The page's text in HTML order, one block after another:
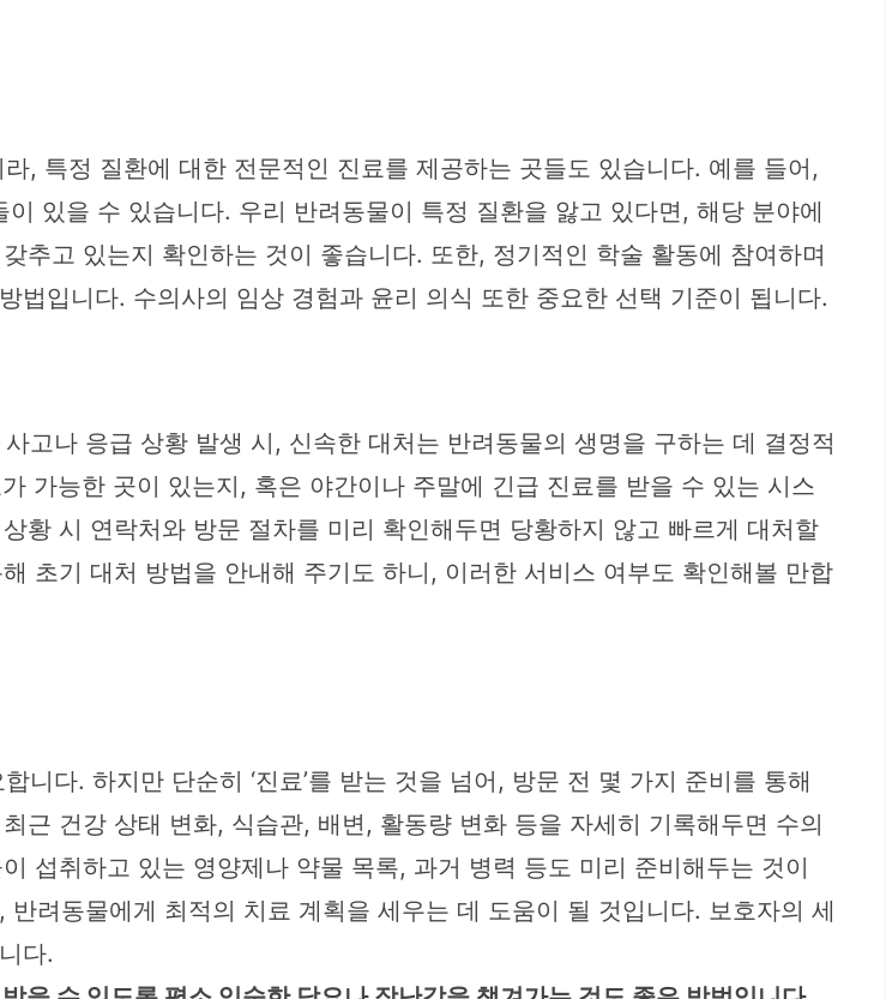
, 특정 질환에 대한 전문적인 진료를 제공하는 곳들도 있습니다. 예를 들어,
있을 수 있습니다. 우리 반려동물이 특정 질환을 앓고 있다면, 해당 분야에
추고 있는지 확인하는 것이 좋습니다. 또한, 정기적인 학술 활동에 참여하며
법입니다. 수의사의 임상 경험과 윤리 의식 또한 중요한 선택 기준이 됩니다.
고나 응급 상황 발생 시, 신속한 대처는 반려동물의 생명을 구하는 데 결정적
가능한 곳이 있는지, 혹은 야간이나 주말에 긴급 진료를 받을 수 있는 시스
황 시 연락처와 방문 절차를 미리 확인해두면 당황하지 않고 빠르게 대처할
초기 대처 방법을 안내해 주기도 하니, 이러한 서비스 여부도 확인해볼 만합
다. 하지만 단순히 ‘진료’를 받는 것을 넘어, 방문 전 몇 가지 준비를 통해
근 건강 상태 변화, 식습관, 배변, 활동량 변화 등을 자세히 기록해두면 수의
섭취하고 있는 영양제나 약물 목록, 과거 병력 등도 미리 준비해두는 것이
려동물에게 최적의 치료 계획을 세우는 데 도움이 될 것입니다. 보호자의 세
다.